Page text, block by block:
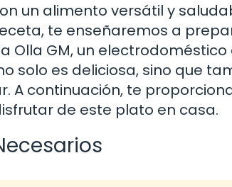
un alimento versátil y
te enseñaremos a
Olla GM, un
solo es deliciosa, sino que
A continuación, te
de este plato en casa.